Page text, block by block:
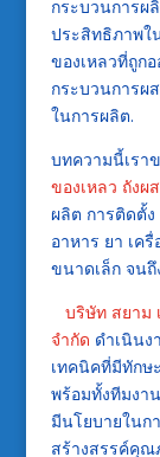
กระบวนการ
ประสิทธิภาพใ
ของเหลวที่ถูก
กระบวนการผ
ในการผลิต.
บทความนี้เร
ของเหลว ถังผ
ผลิต การติดตั้
อาหาร ยา เค
ขนาดเล็ก จน
บริษัท สยาม
จำกัด ดำเนิน
เทคนิคที่มีทักษ
พร้อมทั้งทีมงา
มีนโยบายในก
สร้างสรรค์คุ